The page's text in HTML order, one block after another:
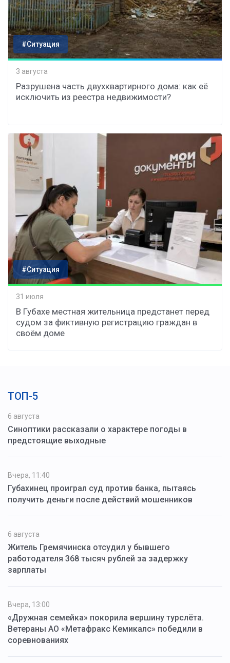
#Ситуация
3 августа
Разрушена часть двухквартирного дома: как её
исключить из реестра недвижимости?
#Ситуация
31 июля
В Губахе местная жительница предстанет перед
судом за фиктивную регистрацию граждан в
своём доме
ТОП-5
6 августа
Синоптики рассказали о характере погоды в
предстоящие выходные
Вчера, 11:40
Губахинец проиграл суд против банка, пытаясь
получить деньги после действий мошенников
6 августа
Житель Гремячинска отсудил у бывшего
работодателя 368 тысяч рублей за задержку
зарплаты
Вчера, 13:00
«Дружная семейка» покорила вершину турслёта.
Ветераны АО «Метафракс Кемикалс» победили в
соревнованиях